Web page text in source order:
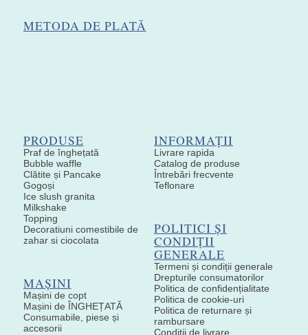
METODA DE PLATĂ
PRODUSE
Praf de înghețată
Bubble waffle
Clătite și Pancake
Gogoși
Ice slush granita
Milkshake
Topping
Decoratiuni comestibile de
zahar si ciocolata
MAȘINI
Mașini de copt
Mașini de ÎNGHEȚATĂ
Consumabile, piese și
accesorii
INFORMAȚII
Livrare rapida
Catalog de produse
Întrebări frecvente
Teflonare
POLITICI ȘI
CONDIȚII
GENERALE
Termeni și condiții generale
Drepturile consumatorilor
Politica de confidențialitate
Politica de cookie-uri
Politica de returnare și
rambursare
Condiții de livrare